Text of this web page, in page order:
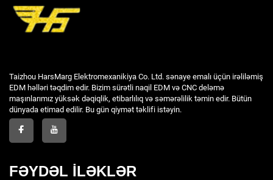
Taizhou HarsMarg Elektromexanikiya Co. Ltd. sənaye emalı üçün irəliləmiş
EDM həlləri təqdim edir. Bizim sürətli naqil EDM və CNC deləmə
maşınlarımız yüksək dəqiqlik, etibarlılıq və səmərəlilik təmin edir. Bütün
dünyada etimad edilir. Bu gün qiymət təklifi istəyin.
FƏYDƏL İLƏKLƏR